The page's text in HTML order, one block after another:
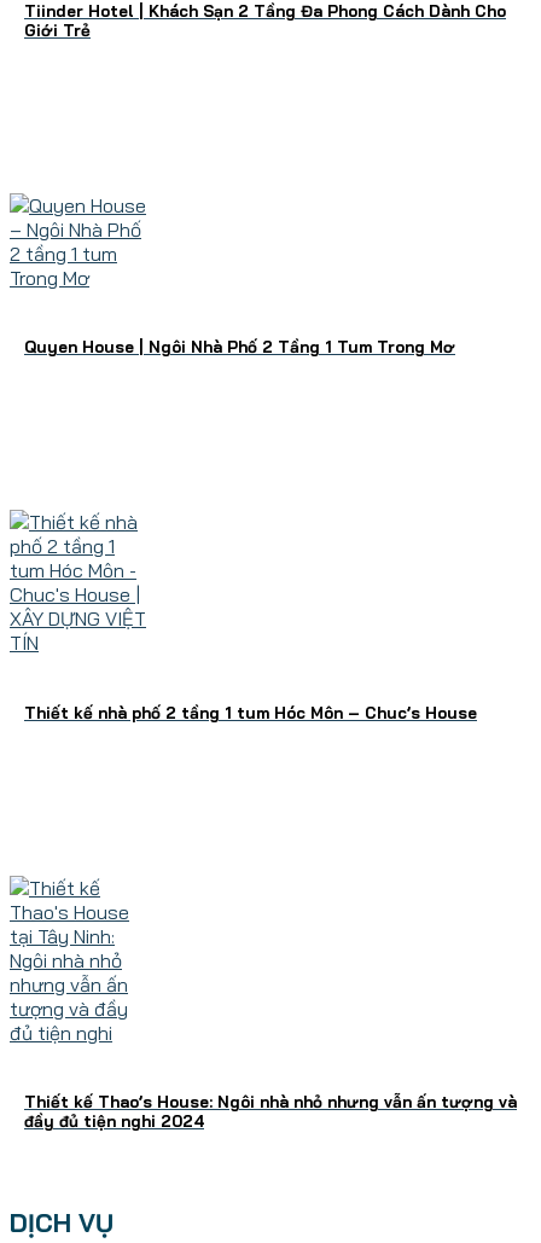
Tiinder Hotel | Khách Sạn 2 Tầng Đa Phong Cách Dành Cho
Giới Trẻ
Quyen House | Ngôi Nhà Phố 2 Tầng 1 Tum Trong Mơ
Thiết kế nhà phố 2 tầng 1 tum Hóc Môn – Chuc’s House
Thiết kế Thao’s House: Ngôi nhà nhỏ nhưng vẫn ấn tượng và
đầy đủ tiện nghi 2024
DỊCH VỤ